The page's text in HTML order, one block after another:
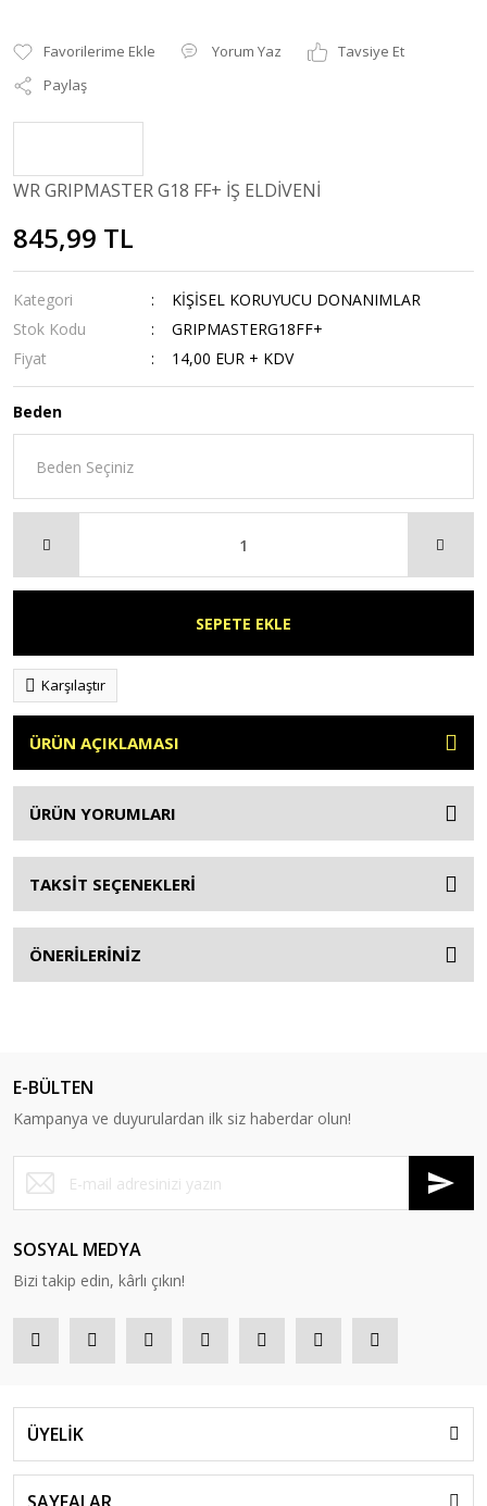
Yorum Yaz
Tavsiye Et
Paylaş
WR GRIPMASTER G18 FF+ İŞ ELDİVENİ
845,99 TL
Kategori
KİŞİSEL KORUYUCU DONANIMLAR
Stok Kodu
GRIPMASTERG18FF+
Fiyat
14,00 EUR + KDV
Beden
SEPETE EKLE
Karşılaştır
ÜRÜN AÇIKLAMASI
ÜRÜN YORUMLARI
TAKSİT SEÇENEKLERİ
ÖNERİLERİNİZ
E-BÜLTEN
Kampanya ve duyurulardan ilk siz haberdar olun!
SOSYAL MEDYA
Bizi takip edin, kârlı çıkın!
ÜYELİK